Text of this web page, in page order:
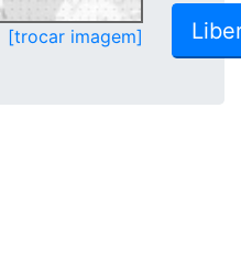
[trocar imagem]